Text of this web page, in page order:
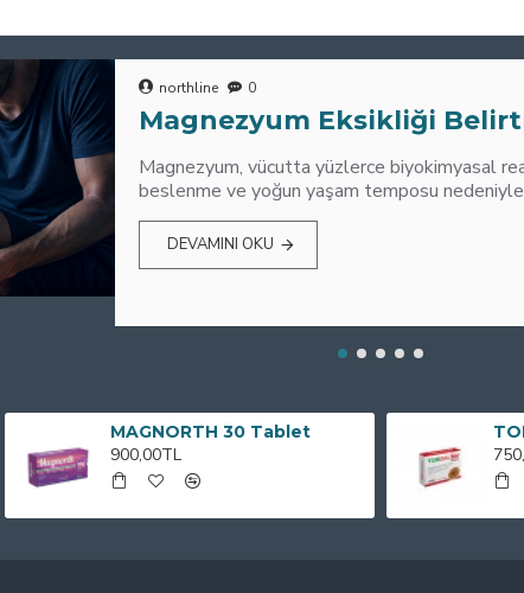
northline 0
Magnezyum Eksikliği
Magnezyum, vücutta yüzlerce biyokimyasal
beslenme ve yoğun yaşam temposu
DEVAMINI OKU
MAGNORTH 30 Tablet
900,00TL